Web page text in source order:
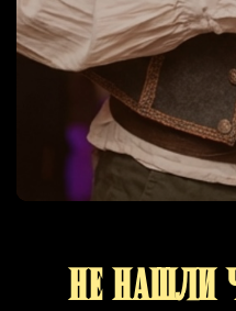
Не нашли